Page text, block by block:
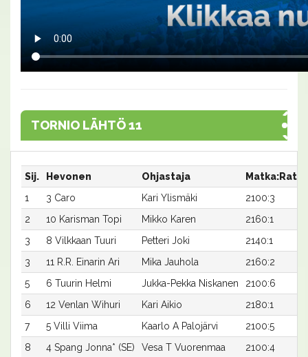
TORNIO LÄHTÖ 11
Sij. Hevonen Ohjastaja
Matka:Rata
1
3 Caro Kari Ylismäki
2100:3
2
10 Karisman Topi Mikko Karen
2160:1
3
8 Vilkkaan Tuuri Petteri Joki
2140:1
3
11 R.R. Einarin Ari Mika Jauhola
2160:2
5
6 Tuurin Helmi Jukka-Pekka Niskanen
2100:6
6
12 Venlan Wihuri Kari Aikio
2180:1
7
5 Villi Viima Kaarlo A Palojärvi
2100:5
8
4 Spang Jonna* (SE) Vesa T Vuorenmaa
2100:4